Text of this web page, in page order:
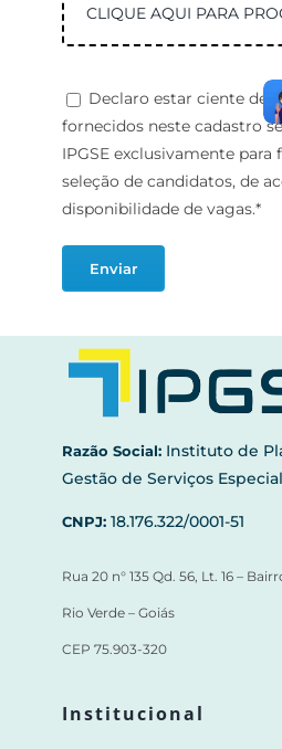
CLIQUE AQUI PARA
Declaro estar ciente de
fornecidos neste cadastro
IPGSE exclusivamente para
seleção de candidatos, de
disponibilidade de vagas.*
Razão Social: Instituto de
Gestão de Serviços
CNPJ:18.176.322/0001-51
Rua 20 n° 135 Qd. 56, Lt. 16 –
Rio Verde – Goiás
CEP 75.903-320
Institucional